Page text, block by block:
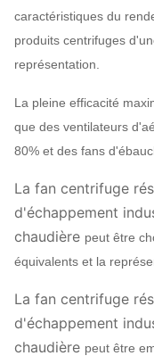
caractéristiques du
produits centrifuges
représentation.
La pleine efficacité
que des ventilateurs
80% et des fans
La fan centrifuge
d'échappement
chaudière peut être
équivalents et la
La fan centrifuge
d'échappement
chaudière peut être